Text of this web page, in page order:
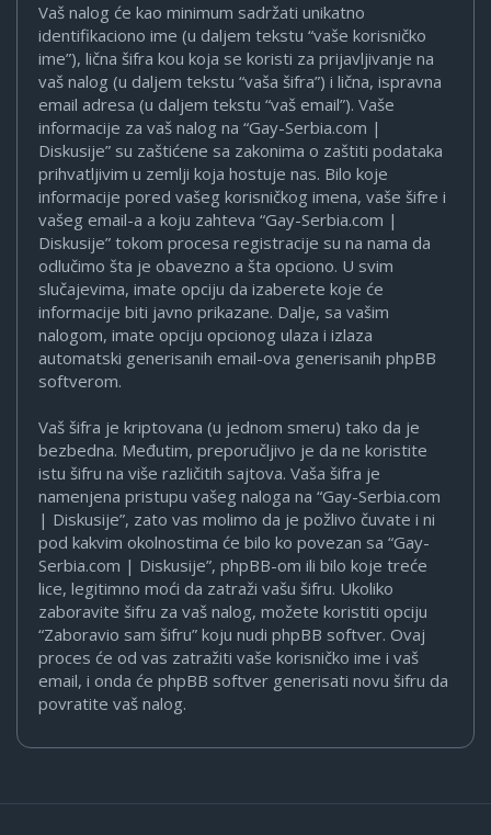
Vaš nalog će kao minimum sadržati unikatno
identifikaciono ime (u daljem tekstu “vaše korisničko
ime”), lična šifra kou koja se koristi za prijavljivanje na
vaš nalog (u daljem tekstu “vaša šifra”) i lična, ispravna
email adresa (u daljem tekstu “vaš email”). Vaše
informacije za vaš nalog na “Gay-Serbia.com |
Diskusije” su zaštićene sa zakonima o zaštiti podataka
prihvatljivim u zemlji koja hostuje nas. Bilo koje
informacije pored vašeg korisničkog imena, vaše šifre i
vašeg email-a a koju zahteva “Gay-Serbia.com |
Diskusije” tokom procesa registracije su na nama da
odlučimo šta je obavezno a šta opciono. U svim
slučajevima, imate opciju da izaberete koje će
informacije biti javno prikazane. Dalje, sa vašim
nalogom, imate opciju opcionog ulaza i izlaza
automatski generisanih email-ova generisanih phpBB
softverom.
Vaš šifra je kriptovana (u jednom smeru) tako da je
bezbedna. Međutim, preporučljivo je da ne koristite
istu šifru na više različitih sajtova. Vaša šifra je
namenjena pristupu vašeg naloga na “Gay-Serbia.com
| Diskusije”, zato vas molimo da je požlivo čuvate i ni
pod kakvim okolnostima će bilo ko povezan sa “Gay-
Serbia.com | Diskusije”, phpBB-om ili bilo koje treće
lice, legitimno moći da zatraži vašu šifru. Ukoliko
zaboravite šifru za vaš nalog, možete koristiti opciju
“Zaboravio sam šifru” koju nudi phpBB softver. Ovaj
proces će od vas zatražiti vaše korisničko ime i vaš
email, i onda će phpBB softver generisati novu šifru da
povratite vaš nalog.